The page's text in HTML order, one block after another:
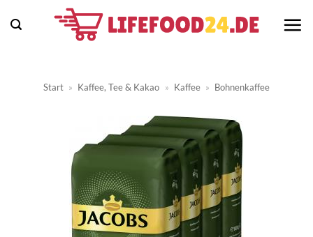
Inhalt
Start » Kaffee, Tee & Kakao » Kaffee » Bohnenkaffee